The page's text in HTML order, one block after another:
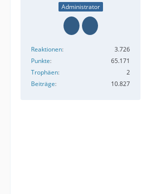
Administrator
Reaktionen
3.726
Punkte
65.171
Trophäen
2
Beiträge
10.827